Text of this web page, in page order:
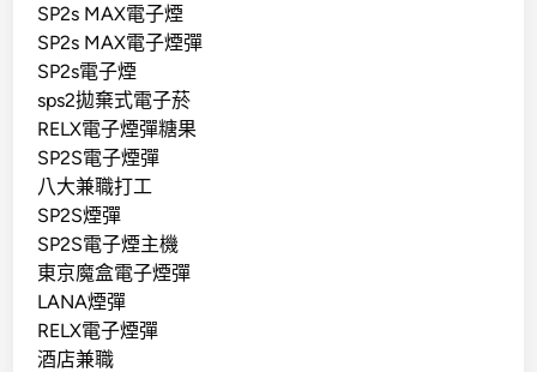
SP2s MAX電子煙
SP2s MAX電子煙彈
SP2s電子煙
sps2拋棄式電子菸
RELX電子煙彈糖果
SP2S電子煙彈
八大兼職打工
SP2S煙彈
SP2S電子煙主機
東京魔盒電子煙彈
LANA煙彈
RELX電子煙彈
酒店兼職